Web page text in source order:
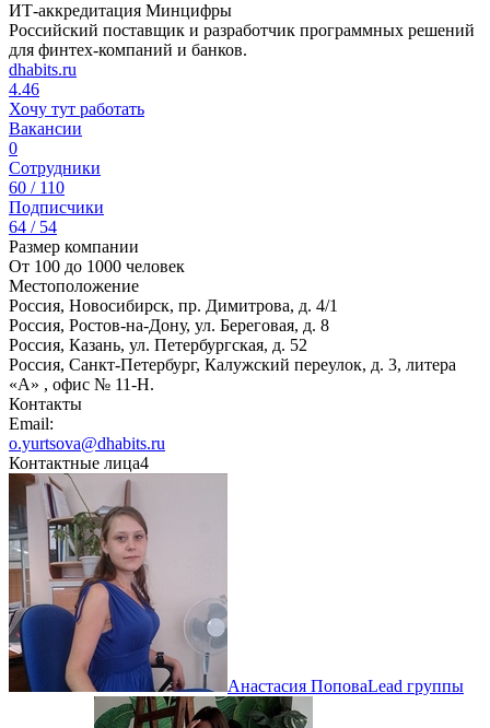
ИТ-аккредитация Минцифры
Российский поставщик и разработчик программных решений
для финтех-компаний и банков.
dhabits.ru
4.46
Хочу тут работать
Вакансии
0
Сотрудники
60 / 110
Подписчики
64 / 54
Размер компании
От 100 до 1000 человек
Местоположение
Россия, Новосибирск, пр. Димитрова, д. 4/1
Россия, Ростов-на-Дону, ул. Береговая, д. 8
Россия, Казань, ул. Петербургская, д. 52
Россия, Санкт-Петербург, Калужский переулок, д. 3, литера
«А» , офис № 11-Н.
Контакты
Email:
o.yurtsova@dhabits.ru
Контактные лица4
Анастасия ПоповаLead группы